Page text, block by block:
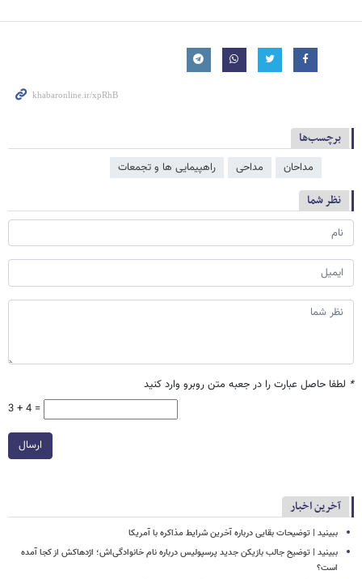
برچسب‌ها
مداحان مداحی راهپیمایی ها و تجمعات
نظر شما
* لطفا حاصل عبارت را در جعبه متن روبرو وارد کنید
3 + 4 =
ارسال
آخرین اخبار
ببینید | توضیحات بقایی درباره آخرین شرایط مذاکره با آمریکا
ببینید | توضیح جالب بازیکن جدید پرسپولیس درباره نام خانوادگی‌اش؛ اژدهاکش از کجا آمده
است؟